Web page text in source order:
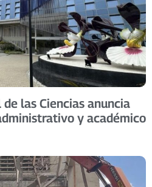
las Ciencias anuncia
y académico